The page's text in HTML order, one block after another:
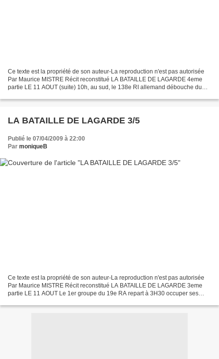
Ce texte est la propriété de son auteur-La reproduction n'est pas autorisée
Par Maurice MISTRE Récit reconstitué LA BATAILLE DE LAGARDE 4eme
partie LE 11 AOUT (suite) 10h, au sud, le 138e RI allemand débouche du
LA BATAILLE DE LAGARDE 3/5
Publié le 07/04/2009 à 22:00
Par moniqueB
Ce texte est la propriété de son auteur-La reproduction n'est pas autorisée
Par Maurice MISTRE Récit reconstitué LA BATAILLE DE LAGARDE 3eme
partie LE 11 AOUT Le 1er groupe du 19e RA repart à 3H30 occuper ses